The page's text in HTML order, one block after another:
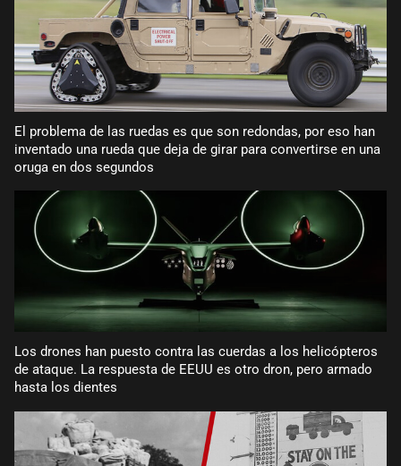
El problema de las ruedas es que son redondas, por eso han
inventado una rueda que deja de girar para convertirse en una
oruga en dos segundos
Los drones han puesto contra las cuerdas a los helicópteros
de ataque. La respuesta de EEUU es otro dron, pero armado
hasta los dientes